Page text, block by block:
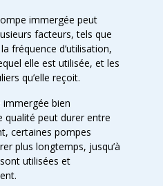
immergée peut
facteurs, tels que
fréquence d’utilisation,
elle est utilisée, et les
qu’elle reçoit.
immergée bien
qualité peut durer entre
certaines pompes
plus longtemps, jusqu’à
utilisées et